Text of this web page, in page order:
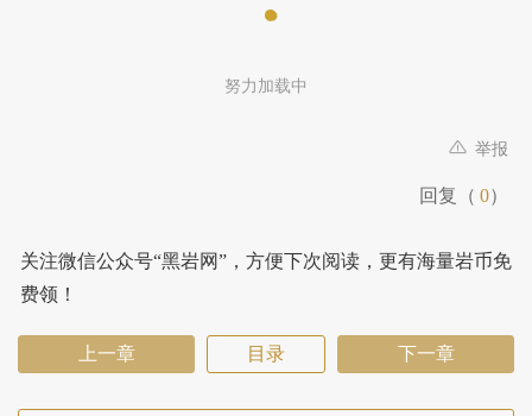
努力加载中
举报
回复（ 0）
关注微信公众号“黑岩网”，方便下次阅读，更有海量岩币免
费领！
上一章 目录 下一章